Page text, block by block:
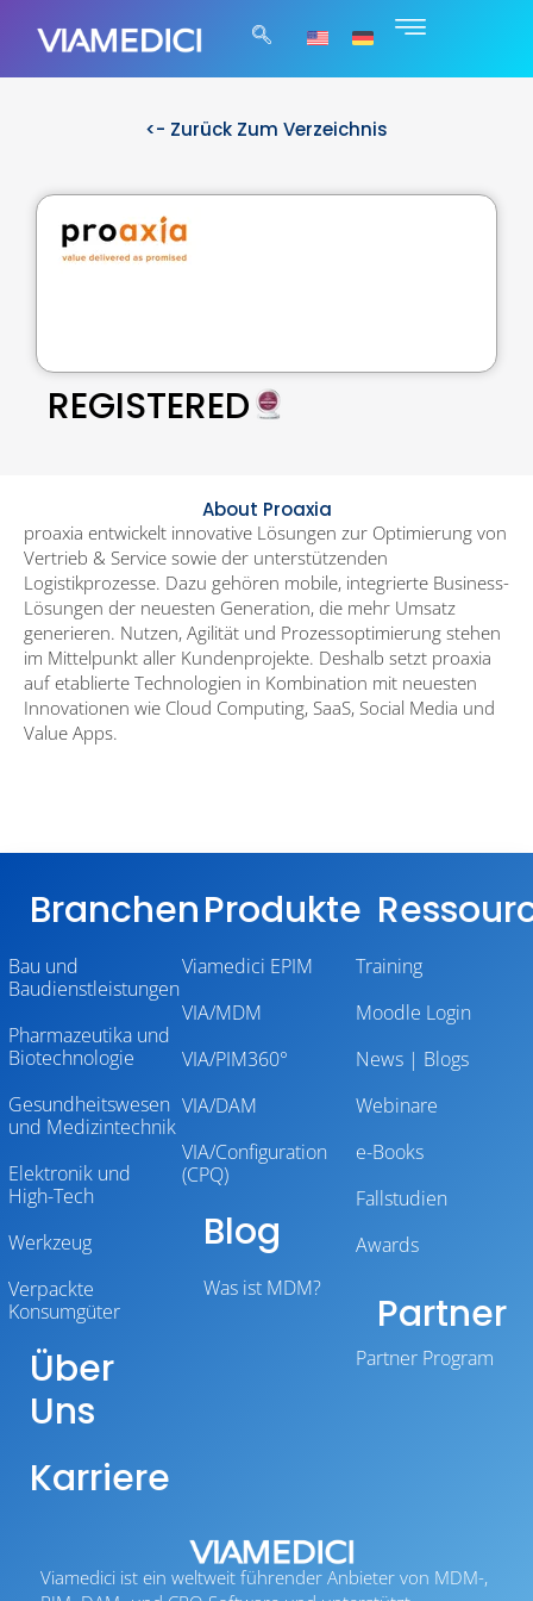
<- Zurück Zum Verzeichnis
REGISTERED
About Proaxia
proaxia entwickelt innovative Lösungen zur Optimierung von
Vertrieb & Service sowie der unterstützenden
Logistikprozesse. Dazu gehören mobile, integrierte Business-
Lösungen der neuesten Generation, die mehr Umsatz
generieren. Nutzen, Agilität und Prozessoptimierung stehen
im Mittelpunkt aller Kundenprojekte. Deshalb setzt proaxia
auf etablierte Technologien in Kombination mit neuesten
Innovationen wie Cloud Computing, SaaS, Social Media und
Value Apps.
Viamedici ist ein weltweit führender Anbieter von MDM-,
Branchen
Bau und
Baudienstleistungen
Pharmazeutika und
Biotechnologie
Gesundheitswesen
und Medizintechnik
Elektronik und
High-Tech
Werkzeug
Verpackte
Konsumgüter
Über
Uns
Karriere
Produkte
Viamedici EPIM
VIA/MDM
VIA/PIM360°
VIA/DAM
VIA/Configuration
(CPQ)
Blog
Was ist MDM?
Training
Moodle Login
News | Blogs
Webinare
e-Books
Fallstudien
Awards
Partner
Partner Program